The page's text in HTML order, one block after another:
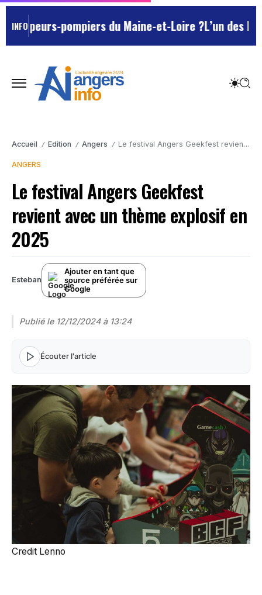
INFO pompiers du Maine-et-Loire ?L’un des
Accueil / Edition / Angers / Le festival Angers Geekfest revient avec un thème explosif en 2025
ANGERS
Le festival Angers Geekfest
revient avec un thème explosif en
2025
Esteban
Ajouter en tant que
source préférée sur
Google
Publié le 12/12/2024 à 13:24
Écouter l'article
Credit Lenno